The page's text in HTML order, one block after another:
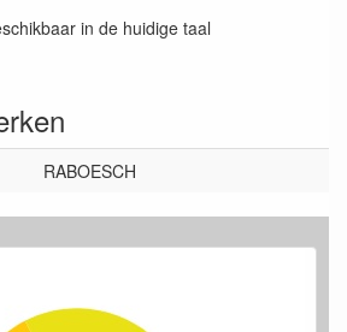
in de huidige taal
RABOESCH